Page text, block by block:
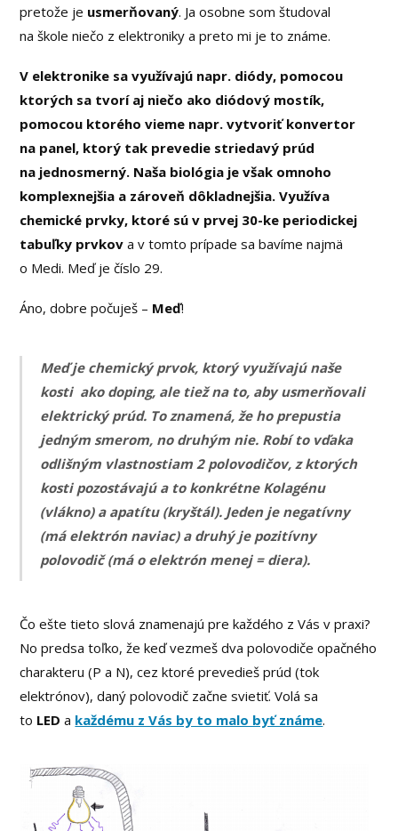
pretože je usmerňovaný. Ja osobne som študoval
na škole niečo z elektroniky a preto mi je to známe.
V elektronike sa využívajú napr. diódy, pomocou
ktorých sa tvorí aj niečo ako diódový mostík,
pomocou ktorého vieme napr. vytvoriť konvertor
na panel, ktorý tak prevedie striedavý prúd
na jednosmerný. Naša biológia je však omnoho
komplexnejšia a zároveň dôkladnejšia. Využíva
chemické prvky, ktoré sú v prvej 30-ke periodickej
tabuľky prvkov a v tomto prípade sa bavíme najmä
o Medi. Meď je číslo 29.
Áno, dobre počuješ – Meď!
Meď je chemický prvok, ktorý využívajú naše
kosti ako doping, ale tiež na to, aby usmerňovali
elektrický prúd. To znamená, že ho prepustia
jedným smerom, no druhým nie. Robí to vďaka
odlišným vlastnostiam 2 polovodičov, z ktorých
kosti pozostávajú a to konkrétne Kolagénu
(vlákno) a apatítu (kryštál). Jeden je negatívny
(má elektrón naviac) a druhý je pozitívny
polovodič (má o elektrón menej = diera).
Čo ešte tieto slová znamenajú pre každého z Vás v praxi?
No predsa toľko, že keď vezmeš dva polovodiče opačného
charakteru (P a N), cez ktoré prevedieš prúd (tok
elektrónov), daný polovodič začne svietiť. Volá sa
to LED a každému z Vás by to malo byť známe.